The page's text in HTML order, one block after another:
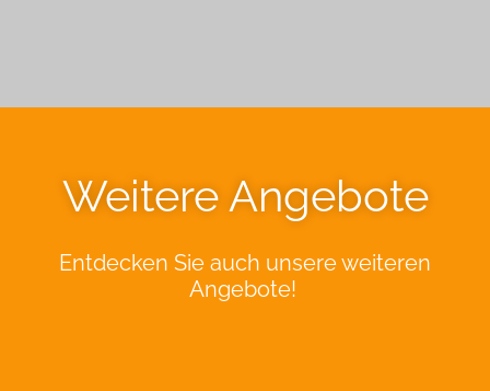
Weitere Angebote
Entdecken Sie auch unsere weiteren
Angebote!